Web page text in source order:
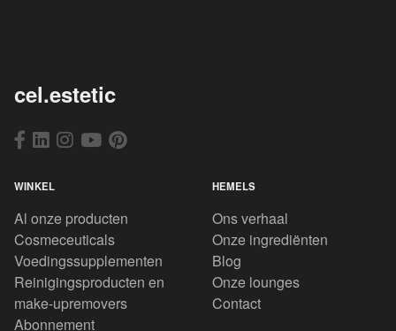
cel.estetic
WINKEL
Al onze producten
Cosmeceuticals
Voedingssupplementen
Reinigingsproducten en
make-upremovers
Abonnement
HEMELS
Ons verhaal
Onze ingrediënten
Blog
Onze lounges
Contact